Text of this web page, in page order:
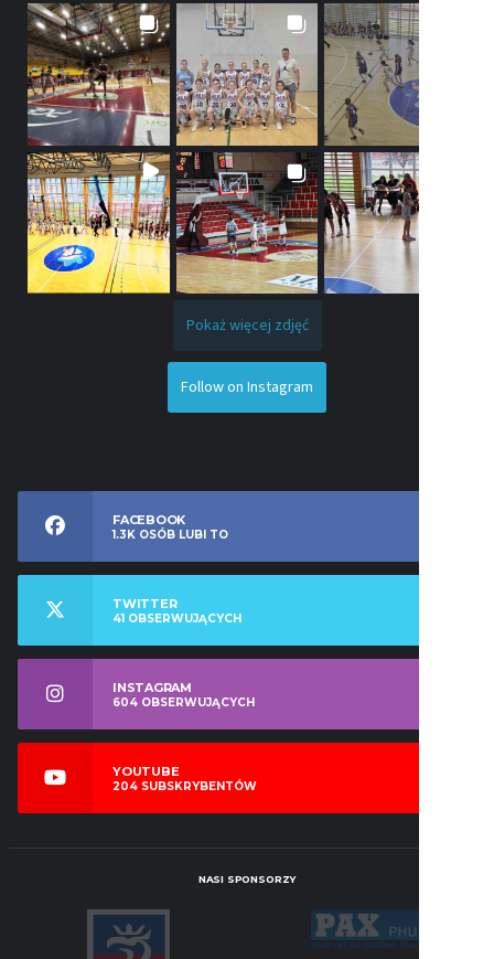
Pokaż więcej zdjęć
Follow on Instagram
FACEBOOK
1.3K OSÓB LUBI TO
TWITTER
41 OBSERWUJĄCYCH
INSTAGRAM
604 OBSERWUJĄCYCH
YOUTUBE
204 SUBSKRYBENTÓW
NASI SPONSORZY